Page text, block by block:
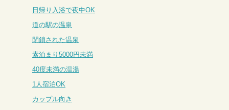
日帰り入浴で夜中OK
道の駅の温泉
閉鎖された温泉
素泊まり5000円未満
40度未満の温湯
1人宿泊OK
カップル向き